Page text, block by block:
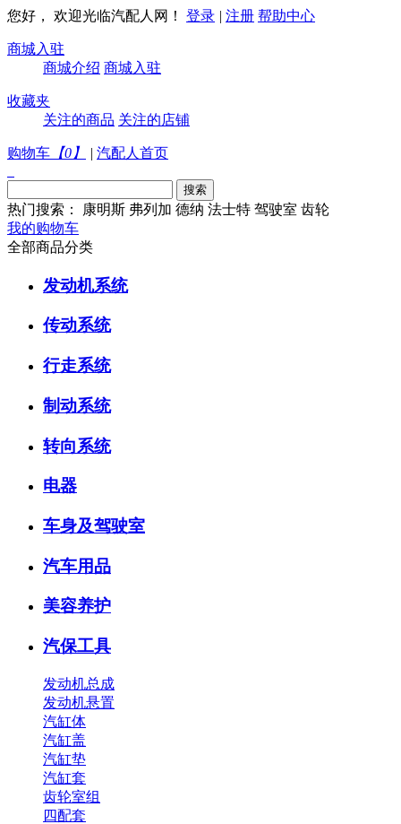
您好， 欢迎光临汽配人网！ 登录 | 注册 帮助中心
商城入驻
商城介绍 商城入驻
收藏夹
关注的商品 关注的店铺
购物车 【0 】 | 汽配人首页
热门搜索： 康明斯 弗列加 德纳 法士特 驾驶室 齿轮
我的购物车
全部商品分类
发动机系统
传动系统
行走系统
制动系统
转向系统
电器
车身及驾驶室
汽车用品
美容养护
汽保工具
发动机总成
发动机悬置
汽缸体
汽缸盖
汽缸垫
汽缸套
齿轮室组
四配套